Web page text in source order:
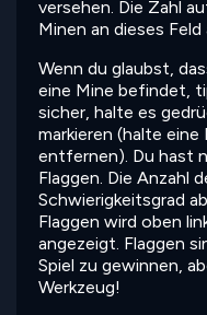
versehen. Die Zahl
Minen an dieses
Wenn du glaubst,
eine Mine befindet,
sicher, halte es
markieren (halte eine
entfernen). Du hast
Flaggen. Die Anzahl
Schwierigkeitsgrad
Flaggen wird oben
angezeigt. Flaggen
Spiel zu gewinnen,
Werkzeug!